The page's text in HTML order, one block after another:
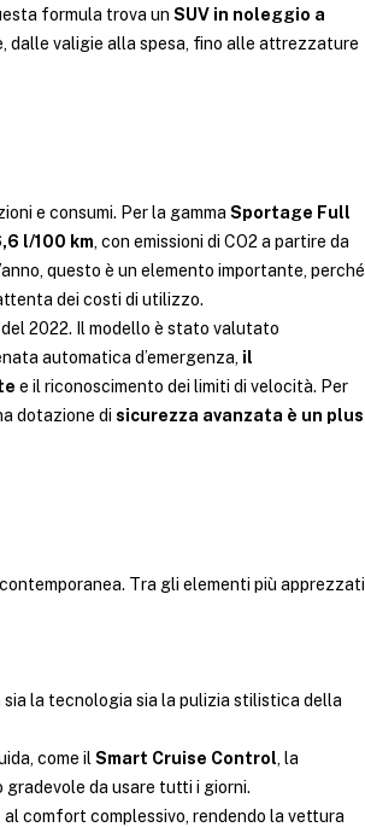
formula trova un SUV in noleggio a
dalle valigie alla spesa, fino alle attrezzature
e consumi. Per la gamma Sportage Full
l/100 km, con emissioni di CO2 a partire da
questo è un elemento importante, perché
dei costi di utilizzo.
2022. Il modello è stato valutato
automatica d’emergenza, il
e il riconoscimento dei limiti di velocità. Per
dotazione di sicurezza avanzata è un plus
Tra gli elementi più apprezzati
la tecnologia sia la pulizia stilistica della
come il Smart Cruise Control, la
da usare tutti i giorni.
comfort complessivo, rendendo la vettura